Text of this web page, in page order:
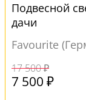
Подвесной
дачи
Favourite
17 500 ₽
7 500 ₽